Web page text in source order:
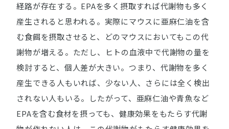
経路が存在する。EPAを多く摂取すれば代謝物も多く
産生されると思われる。実際にマウスに亜麻仁油を含
む食餌を摂取させると、どのマウスにおいてもこの代
謝物が増える。ただし、ヒトの血液中で代謝物の量を
検討すると、個人差が大きい。つまり、代謝物を多く
産生できる人もいれば、少ない人、さらには全く検出
されない人もいる。したがって、亜麻仁油や青魚など
EPAを含む食材を摂っても、健康効果をもたらす代謝